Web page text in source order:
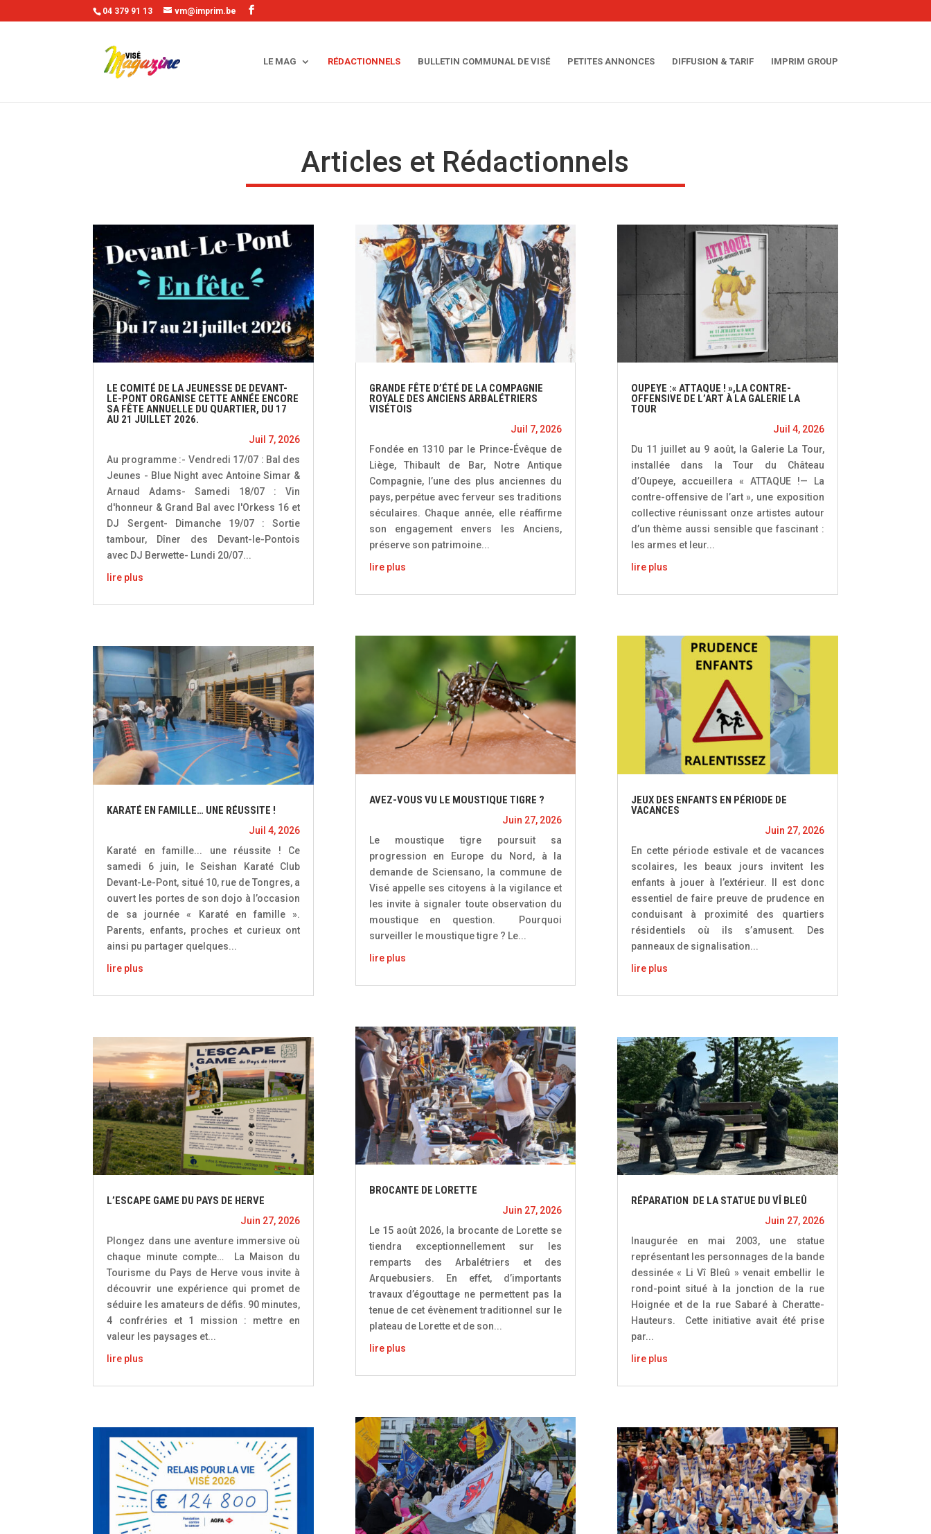
04 379 91 13 vm@imprim.be
LE MAG RÉDACTIONNELS BULLETIN COMMUNAL DE VISÉ PETITES ANNONCES DIFFUSION & TARIF IMPRIM GROUP
Articles et Rédactionnels
LE COMITÉ DE LA JEUNESSE DE DEVANT-
LE-PONT ORGANISE CETTE ANNÉE ENCORE
SA FÊTE ANNUELLE DU QUARTIER, DU 17
AU 21 JUILLET 2026.
Juil 7, 2026
Au programme :- Vendredi 17/07 : Bal des
Jeunes - Blue Night avec Antoine Simar &
Arnaud Adams- Samedi 18/07 : Vin
d'honneur & Grand Bal avec l'Orkess 16 et
DJ Sergent- Dimanche 19/07 : Sortie
tambour, Dîner des Devant-le-Pontois
avec DJ Berwette- Lundi 20/07...
lire plus
KARATÉ EN FAMILLE… UNE RÉUSSITE !
Juil 4, 2026
Karaté en famille... une réussite ! Ce
samedi 6 juin, le Seishan Karaté Club
Devant-Le-Pont, situé 10, rue de Tongres, a
ouvert les portes de son dojo à l’occasion
de sa journée « Karaté en famille ».
Parents, enfants, proches et curieux ont
ainsi pu partager quelques...
lire plus
L’ESCAPE GAME DU PAYS DE HERVE
Juin 27, 2026
Plongez dans une aventure immersive où
chaque minute compte… La Maison du
Tourisme du Pays de Herve vous invite à
découvrir une expérience qui promet de
séduire les amateurs de défis. 90 minutes,
4 confréries et 1 mission : mettre en
valeur les paysages et...
lire plus
GRANDE FÊTE D’ÉTÉ DE LA COMPAGNIE
ROYALE DES ANCIENS ARBALÉTRIERS
VISÉTOIS
Juil 7, 2026
Fondée en 1310 par le Prince-Évêque de
Liège, Thibault de Bar, Notre Antique
Compagnie, l’une des plus anciennes du
pays, perpétue avec ferveur ses traditions
séculaires. Chaque année, elle réaffirme
son engagement envers les Anciens,
préserve son patrimoine...
lire plus
AVEZ-VOUS VU LE MOUSTIQUE TIGRE ?
Juin 27, 2026
Le moustique tigre poursuit sa
progression en Europe du Nord, à la
demande de Sciensano, la commune de
Visé appelle ses citoyens à la vigilance et
les invite à signaler toute observation du
moustique en question. Pourquoi
surveiller le moustique tigre ? Le...
lire plus
BROCANTE DE LORETTE
Juin 27, 2026
Le 15 août 2026, la brocante de Lorette se
tiendra exceptionnellement sur les
remparts des Arbalétriers et des
Arquebusiers. En effet, d’importants
travaux d’égouttage ne permettent pas la
tenue de cet évènement traditionnel sur le
plateau de Lorette et de son...
lire plus
OUPEYE :« ATTAQUE ! »,LA CONTRE-
OFFENSIVE DE L’ART À LA GALERIE LA
TOUR
Juil 4, 2026
Du 11 juillet au 9 août, la Galerie La Tour,
installée dans la Tour du Château
d’Oupeye, accueillera « ATTAQUE !— La
contre-offensive de l’art », une exposition
collective réunissant onze artistes autour
d’un thème aussi sensible que fascinant :
les armes et leur...
lire plus
JEUX DES ENFANTS EN PÉRIODE DE
VACANCES
Juin 27, 2026
En cette période estivale et de vacances
scolaires, les beaux jours invitent les
enfants à jouer à l’extérieur. Il est donc
essentiel de faire preuve de prudence en
conduisant à proximité des quartiers
résidentiels où ils s’amusent. Des
panneaux de signalisation...
lire plus
RÉPARATION DE LA STATUE DU VÎ BLEÛ
Juin 27, 2026
Inaugurée en mai 2003, une statue
représentant les personnages de la bande
dessinée « Li Vî Bleû » venait embellir le
rond-point situé à la jonction de la rue
Hoignée et de la rue Sabaré à Cheratte-
Hauteurs. Cette initiative avait été prise
par...
lire plus